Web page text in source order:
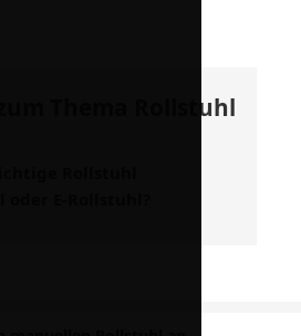
Thema Rollstuhl
Rollstuhl
E-Rollstuhl?